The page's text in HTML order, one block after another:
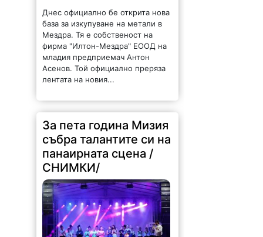
Днес официално бе открита нова
база за изкупуване на метали в
Мездра. Тя е собственост на
фирма "Илтон-Мездра" ЕООД на
младия предприемач Антон
Асенов. Той официално преряза
лентата на новия...
За пета година Мизия
събра талантите си на
панаирната сцена /
СНИМКИ/